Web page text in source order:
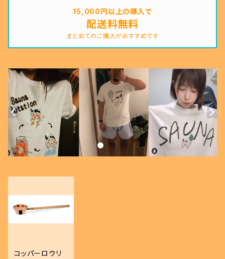
15,000円以上の購入で
配送料無料
まとめてのご購入がおすすめです
コッパーロウリ